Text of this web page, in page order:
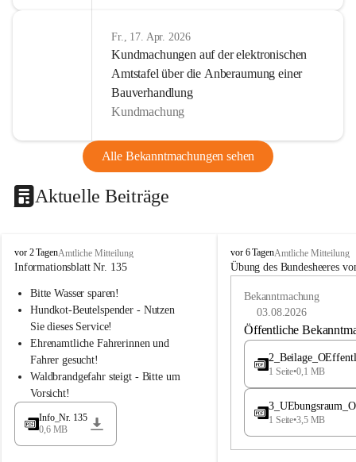
Fr., 17. Apr. 2026
Kundmachungen auf der elektronischen
Amtstafel über die Anberaumung einer
Bauverhandlung
Kundmachung
Alle Bekanntmachungen sehen
Aktuelle Beiträge
B
u
h
a
d
l
vor 2 TagenAmtliche Mitteilung
Informationsblatt Nr. 135
Bitte Wasser sparen!
Hundkot-Beutelspender - Nutzen
Sie dieses Service!
Ehrenamtliche Fahrerinnen und
Fahrer gesucht!
Waldbrandgefahr steigt - Bitte um
Vorsicht!
Info_Nr. 135
0,6 MB
B
u
e
vor 6 TagenAmtliche Mitteilung
Übung des Bundesheeres
Bekanntmachung
03.08.2026
Öffentliche
1 Seite•0,1 MB
1 Seite•3,5 MB